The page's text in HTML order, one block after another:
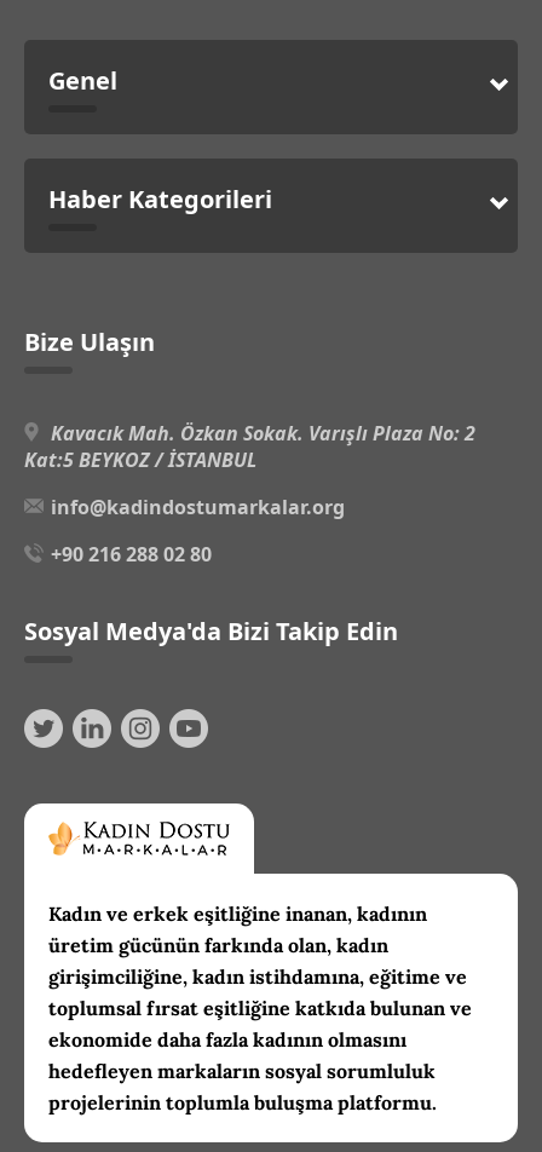
Genel
Haber Kategorileri
Bize Ulaşın
Kavacık Mah. Özkan Sokak. Varışlı Plaza No: 2
Kat:5 BEYKOZ / İSTANBUL
info@kadindostumarkalar.org
+90 216 288 02 80
Sosyal Medya'da Bizi Takip Edin
Kadın ve erkek eşitliğine inanan, kadının
üretim gücünün farkında olan, kadın
girişimciliğine, kadın istihdamına, eğitime ve
toplumsal fırsat eşitliğine katkıda bulunan ve
ekonomide daha fazla kadının olmasını
hedefleyen markaların sosyal sorumluluk
projelerinin toplumla buluşma platformu.